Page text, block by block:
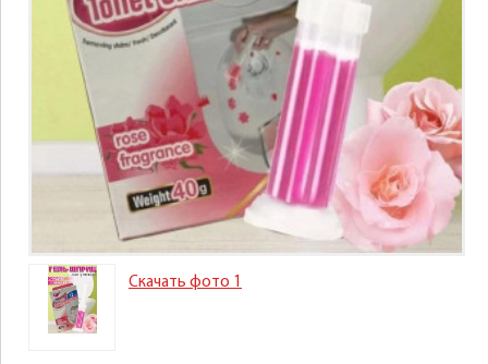
Скачать фото 1